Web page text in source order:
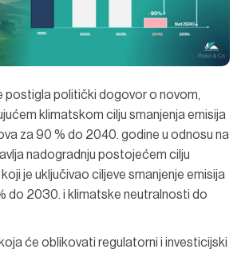
postigla politički dogovor o novom,
klimatskom cilju smanjenja emisija
za 90 % do 2040. godine u odnosu na
nadogradnju postojećem cilju
je uključivao ciljeve smanjenje emisija
do 2030. i klimatske neutralnosti do
će oblikovati regulatorni i investicijski